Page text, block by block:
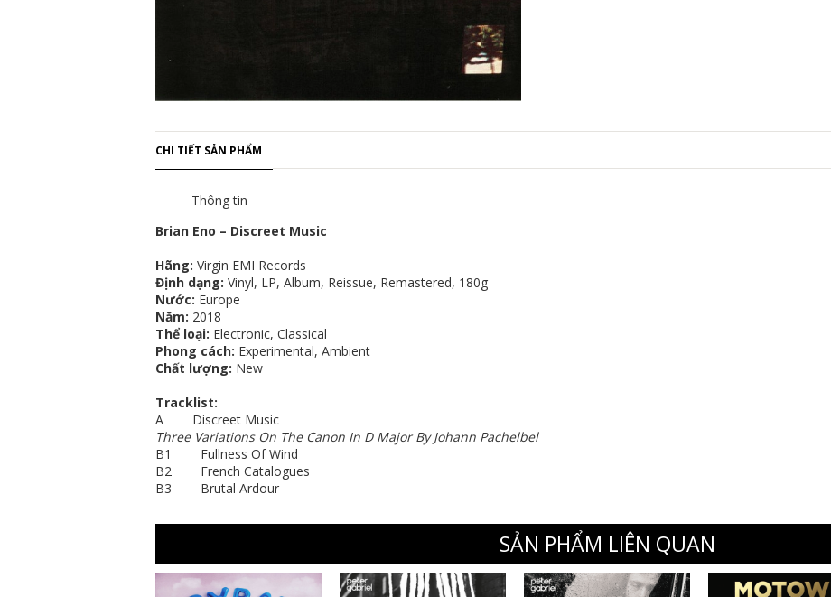
CHI TIẾT SẢN PHẨM
Thông tin
Brian Eno – Discreet Music
Hãng: Virgin EMI Records
Định dạng: Vinyl, LP, Album, Reissue, Remastered, 180g
Nước: Europe
Năm: 2018
Thể loại: Electronic, Classical
Phong cách: Experimental, Ambient
Chất lượng: New
Tracklist:
A Discreet Music
Three Variations On The Canon In D Major By Johann Pachelbel
B1 Fullness Of Wind
B2 French Catalogues
B3 Brutal Ardour
SẢN PHẨM LIÊN QUAN